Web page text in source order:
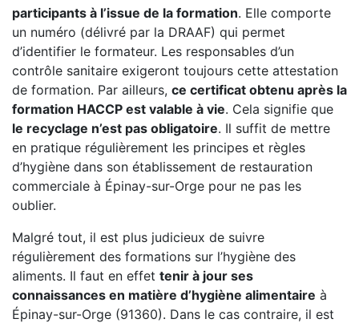
participants à l’issue de la formation. Elle comporte
un numéro (délivré par la DRAAF) qui permet
d’identifier le formateur. Les responsables d’un
contrôle sanitaire exigeront toujours cette attestation
de formation. Par ailleurs, ce certificat obtenu après la
formation HACCP est valable à vie. Cela signifie que
le recyclage n’est pas obligatoire. Il suffit de mettre
en pratique régulièrement les principes et règles
d’hygiène dans son établissement de restauration
commerciale à Épinay-sur-Orge pour ne pas les
oublier.
Malgré tout, il est plus judicieux de suivre
régulièrement des formations sur l’hygiène des
aliments. Il faut en effet tenir à jour ses
connaissances en matière d’hygiène alimentaire à
Épinay-sur-Orge (91360). Dans le cas contraire, il est